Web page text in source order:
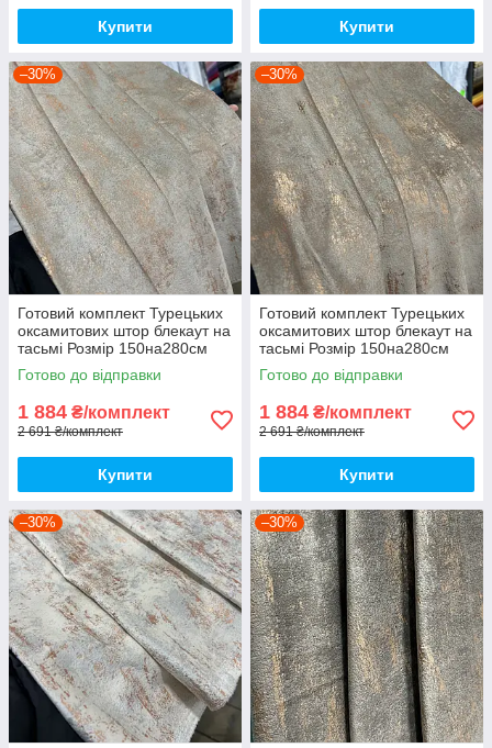
Купити Купити
–30%
Готовий комплект Турецьких
оксамитових штор блекаут на
тасьмі Розмір 150на280см
Колір холодний беж
Готово до відправки
1 884 ₴/комплект
2 691 ₴/комплект
Купити
–30%
Готовий комплект Турецьких
оксамитових штор блекаут на
тасьмі Розмір 150на280см
Колір теплий беж
Готово до відправки
1 884 ₴/комплект
2 691 ₴/комплект
Купити
–30% –30%